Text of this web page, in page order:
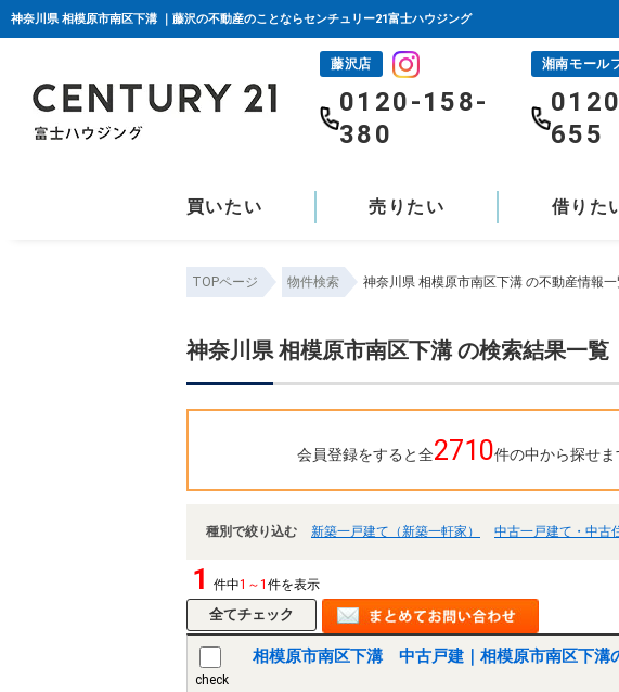
神奈川県 相模原市南区下溝 ｜藤沢の不動産のことならセンチュリー21富士ハウジング
藤沢店
0120-158-
380
湘南モール
655
買いたい 売りたい 借りた
TOPページ 物件検索 神奈川県 相模原市南区下溝 の不動産情報
神奈川県 相模原市南区下溝 の検索結果一覧
会員登録をすると全2710件の中から探せま
種別で絞り込む 新築一戸建て（新築一軒家） 中古一戸建て・中古
1 件中1～1 件を表示
check
相模原市南区下溝 中古戸建｜相模原市南区下溝